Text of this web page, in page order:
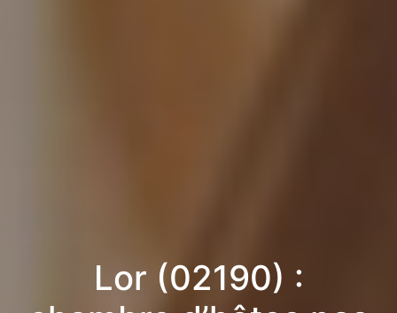
Lor (02190) :